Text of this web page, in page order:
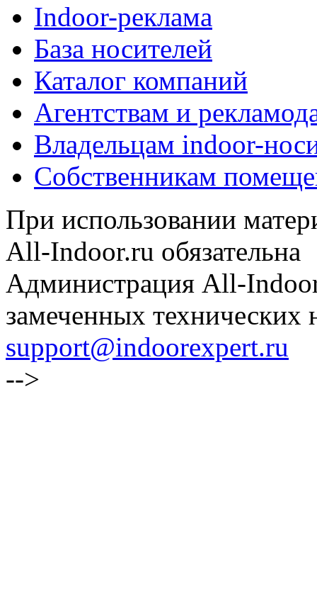
Indoor-реклама
База носителей
Каталог компаний
Агентствам и
Владельцам indoor-
Собственникам
При использовании
All-Indoor.ru обязательна
Администрация All-
замеченных технических
support@indoorexpert.ru
-->